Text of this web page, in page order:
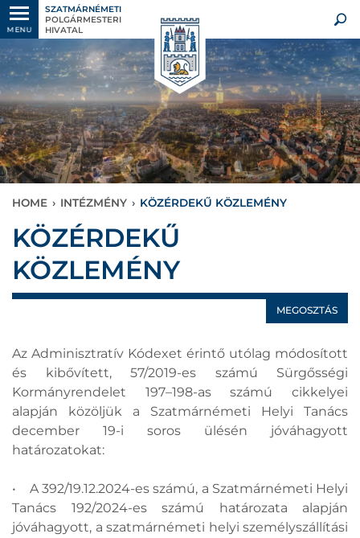
MENU
SZATMÁRNÉMETI
POLGÁRMESTERI
HIVATAL
HOME › INTÉZMÉNY › KÖZÉRDEKŰ KÖZLEMÉNY
KÖZÉRDEKŰ
KÖZLEMÉNY
MEGOSZTÁS
Az Adminisztratív Kódexet érintő utólag módosított
és kibővített, 57/2019-es számú Sürgősségi
Kormányrendelet 197–198-as számú cikkelyei
alapján közöljük a Szatmárnémeti Helyi Tanács
december 19-i soros ülésén jóváhagyott
határozatokat:
• A 392/19.12.2024-es számú, a Szatmárnémeti Helyi
Tanács 192/2024-es számú határozata alapján
jóváhagyott, a szatmárnémeti helyi személyszállítási